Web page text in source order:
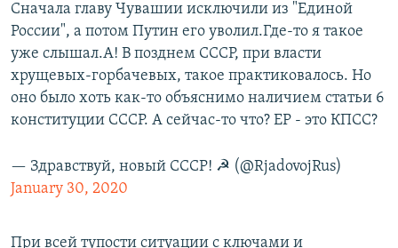
Сначала главу Чувашии исключили из "Единой
России", а потом Путин его уволил.Где-то я такое
уже слышал.А! В позднем СССР, при власти
хрущевых-горбачевых, такое практиковалось. Но
оно было хоть как-то объяснимо наличием статьи 6
конституции СССР. А сейчас-то что? ЕР - это КПСС?
— Здравствуй, новый СССР! ☭ (@RjadovojRus)
January 30, 2020
При всей тупости ситуации с ключами и